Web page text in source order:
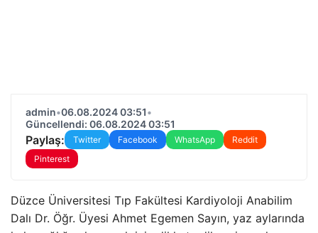
admin•06.08.2024 03:51•
Güncellendi: 06.08.2024 03:51
Paylaş: Twitter Facebook WhatsApp
Reddit
Pinterest
Düzce Üniversitesi Tıp Fakültesi Kardiyoloji Anabilim
Dalı Dr. Öğr. Üyesi Ahmet Egemen Sayın, yaz aylarında